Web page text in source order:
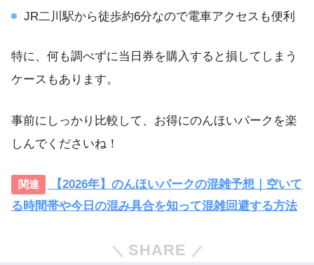
JR二川駅から徒歩約6分なので電車アクセスも便利
特に、何も調べずに当日券を購入すると損してしまう
ケースもあります。
事前にしっかり比較して、お得にのんほいパークを楽
しんでくださいね！
【2026年】のんほいパークの混雑予想｜空いて
る時間帯や今日の混み具合を知って混雑回避する方法
SHARE